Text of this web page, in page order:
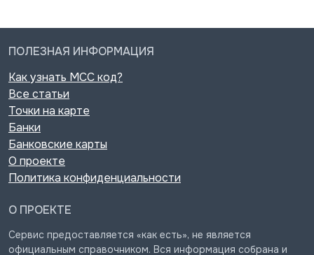
ПОЛЕЗНАЯ ИНФОРМАЦИЯ
Как узнать MCC код?
Все статьи
Точки на карте
Банки
Банковские карты
О проекте
Политика конфиденциальности
О ПРОЕКТЕ
Сервис предоставляется «как есть», не является
официальным справочником. Вся информация собрана и